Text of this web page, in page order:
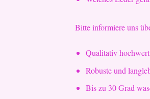
Bitte informiere uns
Qualitativ
Robuste und
Bis zu 30 Grad